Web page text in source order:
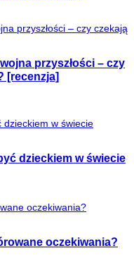
przyszłości – czy
[recenzja]
dzieckiem w świecie
oczekiwania?